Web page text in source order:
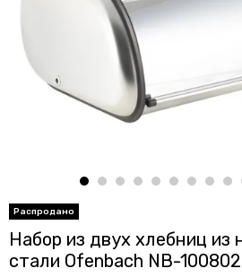
Набор из двух хлебниц
стали Ofenbach NB-100802